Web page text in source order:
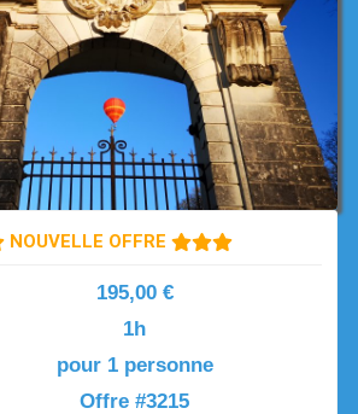
(SIMULATEUR)
(DRÔNE)
NOUVELLE OFFRE
195,00 €
1h
pour 1 personne
Offre #3215